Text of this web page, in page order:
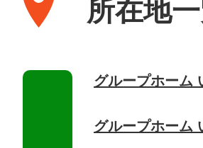
所在地
グループホーム
グループホーム